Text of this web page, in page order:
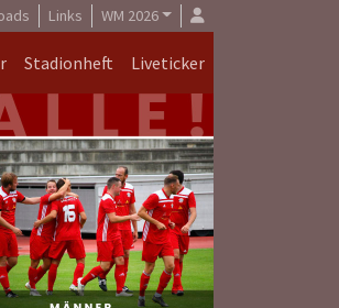
Links WM 2026
Stadionheft Liveticker